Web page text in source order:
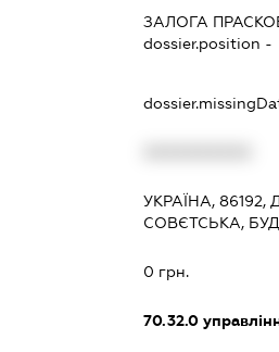
ЗАЛОГА
dossier.position -
УКРАЇНА,
СОВЄТСЬКА,
0 грн.
70.32.0